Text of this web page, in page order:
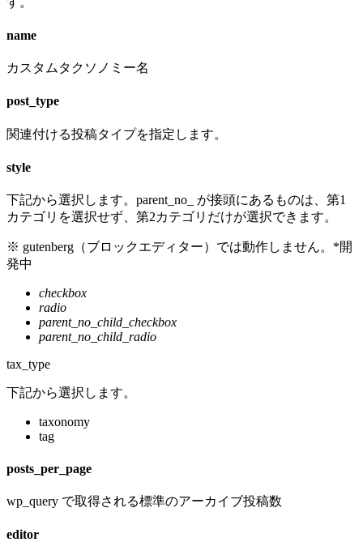
name
カスタムタクソノミー名
post_type
関連付ける投稿タイプを指定します。
style
下記から選択します。parent_no_ が接頭にあるものは、第1
カテゴリを選択せず、第2カテゴリだけが選択できます。
※ gutenberg（ブロックエディター）では動作しません。*開
発中
checkbox
radio
parent_no_child_checkbox
parent_no_child_radio
tax_type
下記から選択します。
taxonomy
tag
posts_per_page
wp_query で取得される標準のアーカイブ投稿数
editor